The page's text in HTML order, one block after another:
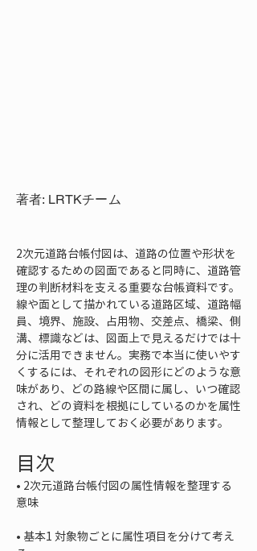
著者: LRTKチーム
2次元道路台帳付図は、道路の位置や形状を
確認するための図面であると同時に、道路管
理の判断材料を支える重要な台帳資料です。
線や面として描かれている道路区域、道路幅
員、境界、施設、占用物、交差点、橋梁、側
溝、標識などは、図面上で見えるだけでは十
分に活用できません。実務で本当に使いやす
くするには、それぞれの図形にどのような意
味があり、どの路線や区間に属し、いつ確認
され、どの資料を根拠にしているのかを属性
情報として整理しておく必要があります。
目次
• 2次元道路台帳付図の属性情報を整理する
• 基本1 対象物ごとに属性項目を分けて考え